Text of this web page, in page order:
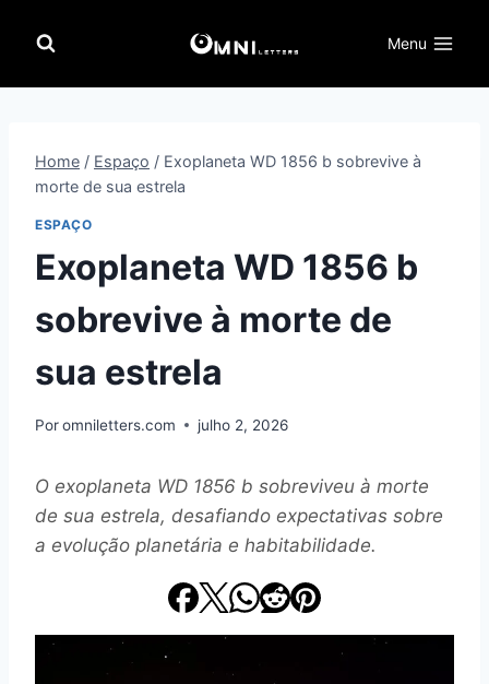
para
Menu
Home / Espaço / Exoplaneta WD 1856 b sobrevive à
morte de sua estrela
ESPAÇO
Exoplaneta WD 1856 b
sobrevive à morte de
sua estrela
Poromniletters.com julho 2, 2026
O exoplaneta WD 1856 b sobreviveu à morte
de sua estrela, desafiando expectativas sobre
a evolução planetária e habitabilidade.